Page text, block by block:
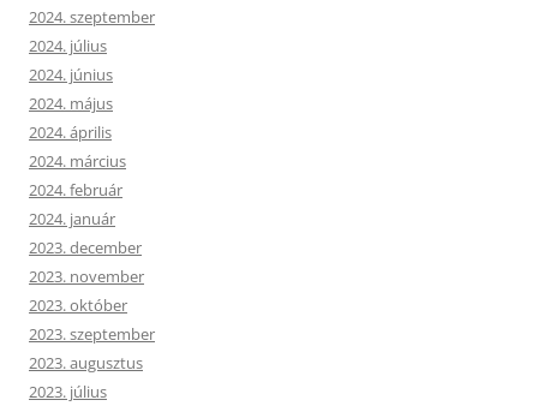
2024. szeptember
2024. július
2024. június
2024. május
2024. április
2024. március
2024. február
2024. január
2023. december
2023. november
2023. október
2023. szeptember
2023. augusztus
2023. július